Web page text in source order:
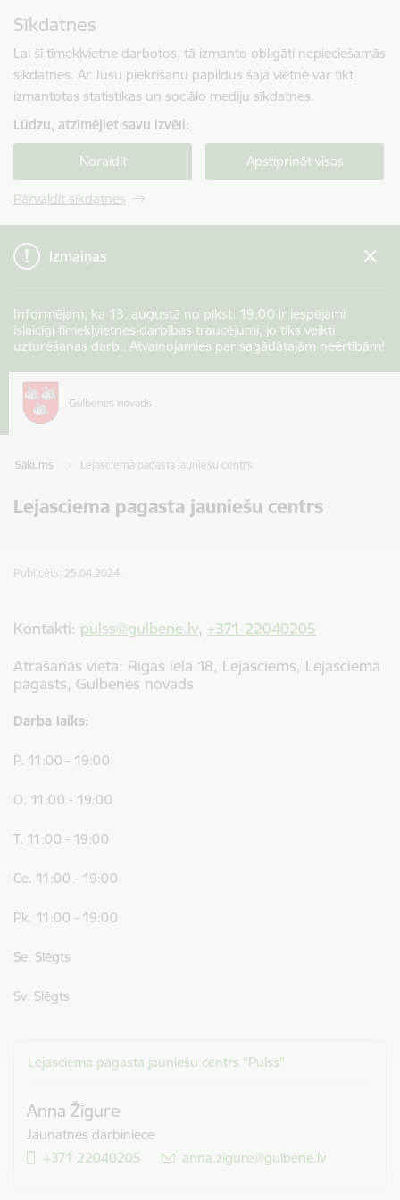
Sīkdatnes
Lai šī tīmekļvietne darbotos, tā izmanto obligāti nepieciešamās
sīkdatnes. Ar Jūsu piekrišanu papildus šajā vietnē var tikt
izmantotas statistikas un sociālo mediju sīkdatnes.
Lūdzu, atzīmējiet savu izvēli:
Noraidīt Apstiprināt visas
Pārvaldīt sīkdatnes
Izmaiņas
Informējam, ka 13. augustā no plkst. 19.00 ir iespējami
īslaicīgi tīmekļvietnes darbības traucējumi, jo tiks veikti
uzturēšanas darbi. Atvainojamies par sagādātajām neērtībām!
Sākums Lejasciema pagasta jauniešu centrs
Lejasciema pagasta jauniešu centrs
Publicēts: 25.04.2024.
Kontakti: pulss@gulbene.lv, +371 22040205
Atrašanās vieta: Rīgas iela 18, Lejasciems, Lejasciema
pagasts, Gulbenes novads
Darba laiks:
P. 11:00 - 19:00
O. 11:00 - 19:00
T. 11:00 - 19:00
Ce. 11:00 - 19:00
Pk. 11:00 - 19:00
Se. Slēgts
Sv. Slēgts
Lejasciema pagasta jauniešu centrs “Pulss”
Anna Žīgure
Jaunatnes darbiniece
+371 22040205
E-pasts:
anna.zigure@gulbene.lv